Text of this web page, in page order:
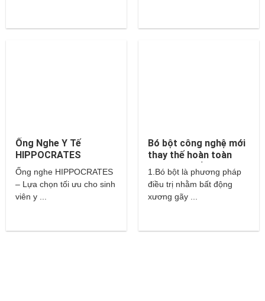
Ống Nghe Y Tế
HIPPOCRATES
Ống nghe HIPPOCRATES
– Lựa chọn tối ưu cho sinh
viên y ...
Bó bột công nghệ mới
thay thế hoàn toàn
cho bột thuỷ tinh và
thạch cao?
1.Bó bột là phương pháp
điều trị nhằm bất động
xương gãy ...